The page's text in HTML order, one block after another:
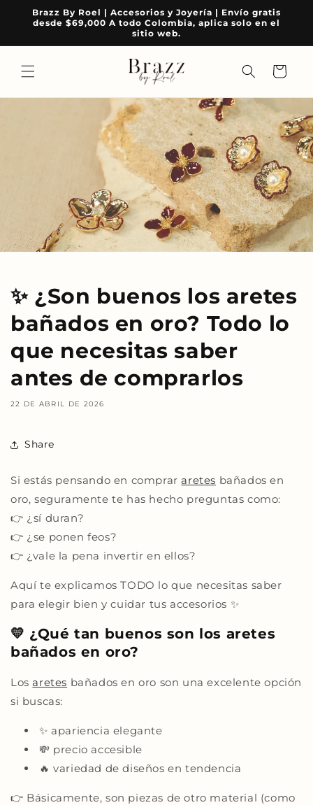
directamente
al contenido
Brazz By Roel | Accesorios y Joyería | Envío gratis
desde $69,000 A todo Colombia, aplica solo en el
sitio web.
Carrito
✨ ¿Son buenos los aretes
bañados en oro? Todo lo
que necesitas saber
antes de comprarlos
22 DE ABRIL DE 2026
Share
Si estás pensando en comprararetes bañados en
oro, seguramente te has hecho preguntas como:
👉 ¿sí duran?
👉 ¿se ponen feos?
👉 ¿vale la pena invertir en ellos?
Aquí te explicamos TODO lo que necesitas saber
para elegir bien y cuidar tus accesorios ✨
💛 ¿Qué tan buenos son los aretes
bañados en oro?
Losaretes bañados en oro son una excelente opción
si buscas:
✨ apariencia elegante
💸 precio accesible
🔥 variedad de diseños en tendencia
👉 Básicamente, son piezas de otro material (como